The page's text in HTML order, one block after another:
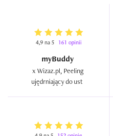
4,9 na 5 161 opinii
myBuddy
x Wizaz.pl, Peeling